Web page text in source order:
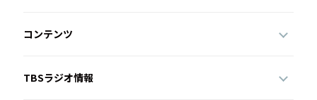
コンテンツ
TBSラジオ情報